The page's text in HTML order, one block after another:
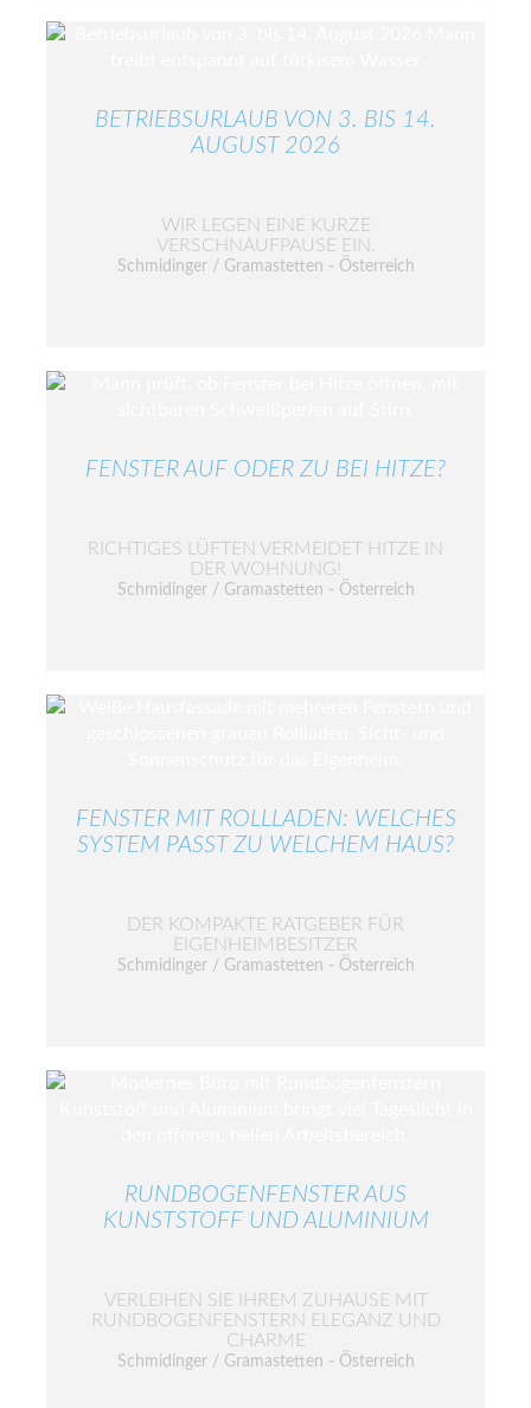
BETRIEBSURLAUB VON 3. BIS 14.
AUGUST 2026
WIR LEGEN EINE KURZE
VERSCHNAUFPAUSE EIN.
Schmidinger / Gramastetten - Österreich
FENSTER AUF ODER ZU BEI HITZE?
RICHTIGES LÜFTEN VERMEIDET HITZE IN
DER WOHNUNG!
Schmidinger / Gramastetten - Österreich
FENSTER MIT ROLLLADEN: WELCHES
SYSTEM PASST ZU WELCHEM HAUS?
DER KOMPAKTE RATGEBER FÜR
EIGENHEIMBESITZER
Schmidinger / Gramastetten - Österreich
RUNDBOGENFENSTER AUS
KUNSTSTOFF UND ALUMINIUM
VERLEIHEN SIE IHREM ZUHAUSE MIT
RUNDBOGENFENSTERN ELEGANZ UND
CHARME
Schmidinger / Gramastetten - Österreich